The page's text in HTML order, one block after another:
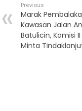
Previous
Marak
Kawasan Jalan
Batulicin, ‎Komisi II
Minta